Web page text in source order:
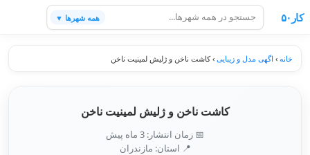
کار۵۰ همه شهرها ▼
خانه › اگهی مدل و زیبایی ›کاشت ناخن و ژلیش لمینیت ناخن
کاشت ناخن و ژلیش لمینیت ناخن
📅 زمان انتشار: 3 ماه پیش
📍 استان: مازندران